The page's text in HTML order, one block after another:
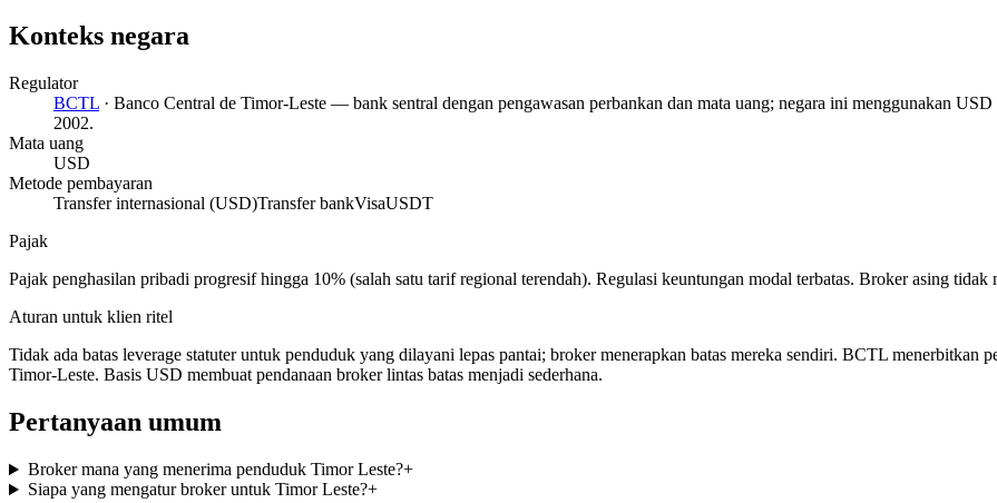
Konteks negara
Regulator
BCTL · Banco Central de Timor-Leste — bank sentral dengan pengawasan perbankan dan mata uang; negara ini menggunakan USD
2002.
Mata uang
USD
Metode pembayaran
Transfer internasional (USD)Transfer bankVisaUSDT
Pajak
Pajak penghasilan pribadi progresif hingga 10% (salah satu tarif regional terendah). Regulasi keuntungan modal terbatas. Broker asing
Aturan untuk klien ritel
Tidak ada batas leverage statuter untuk penduduk yang dilayani lepas pantai; broker menerapkan batas mereka sendiri. BCTL menerbitkan
Timor-Leste. Basis USD membuat pendanaan broker lintas batas menjadi sederhana.
Pertanyaan umum
Broker mana yang menerima penduduk Timor Leste?+
Siapa yang mengatur broker untuk Timor Leste?+